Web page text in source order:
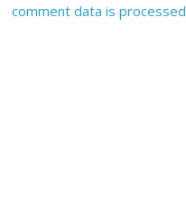
comment data is processed